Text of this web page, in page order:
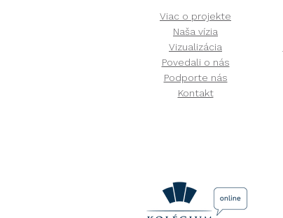
Viac o projekte
Naša vízia
Vizualizácia
Povedali o nás
Podporte nás
Kontakt